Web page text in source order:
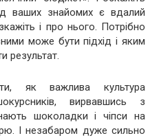
ваших знайомих є вдалий
і про нього. Потрібно
може бути підхід і яким
результат.
як важлива культура
вирвавшись з
шоколадки і чіпси на
І незабаром дуже сильно